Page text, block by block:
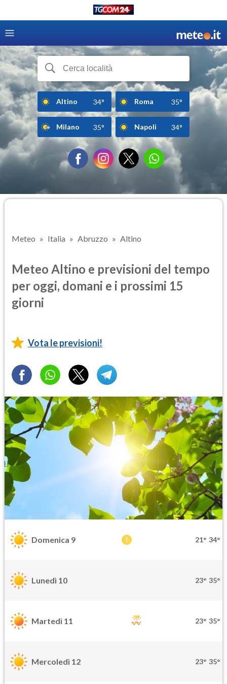
Altino 34° Roma 35°
Milano 35° Napoli 34°
Meteo Italia Abruzzo Altino
Meteo Altino e previsioni del tempo
per oggi, domani e i prossimi 15
giorni
Vota le previsioni!
Domenica 9 21° 34°
Lunedì 10 23° 35°
Martedì 11 23° 35°
Mercoledì 12 23° 35°